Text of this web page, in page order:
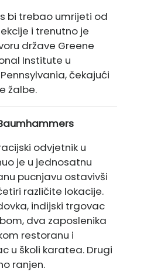
bi trebao umrijeti od
i trenutno je
države Greene
Institute u
čekajući
žalbe.
odvjetnik u
je u jednosatnu
pucnjavu ostavivši
različite lokacije.
indijski trgovac
dva zaposlenika
restoranu i
u školi karatea. Drugi
ranjen.